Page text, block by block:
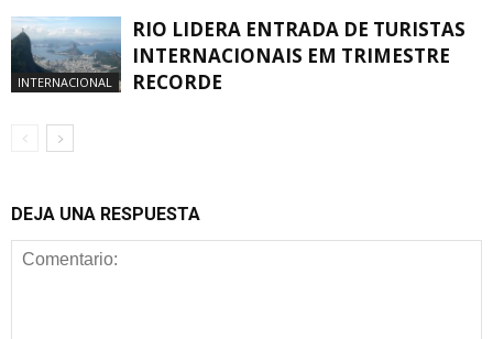
INTERNACIONAL
RIO LIDERA ENTRADA DE TURISTAS
INTERNACIONAIS EM TRIMESTRE
RECORDE
DEJA UNA RESPUESTA